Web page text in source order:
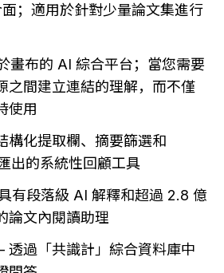
；適用於針對少量論文集進行
畫布的 AI 綜合平台；當您需要
之間建立連結的理解，而不僅
使用
化提取欄、摘要篩選和
出的系統性回顧工具
有段落級 AI 解釋和超過 2.8 億
論文內閱讀助理
過「共識計」綜合資料庫中